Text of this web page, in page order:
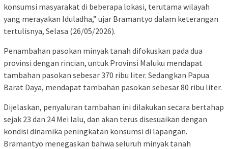
konsumsi masyarakat di beberapa lokasi, terutama wilayah
yang merayakan Iduladha,” ujar Bramantyo dalam keterangan
tertulisnya, Selasa (26/05/2026).
​Penambahan pasokan minyak tanah difokuskan pada dua
provinsi dengan rincian, untuk Provinsi Maluku mendapat
tambahan pasokan sebesar 370 ribu liter. Sedangkan Papua
Barat Daya, mendapat tambahan pasokan sebesar 80 ribu liter.
​Dijelaskan, penyaluran tambahan ini dilakukan secara bertahap
sejak 23 dan 24 Mei lalu, dan akan terus disesuaikan dengan
kondisi dinamika peningkatan konsumsi di lapangan.
Bramantyo menegaskan bahwa seluruh minyak tanah